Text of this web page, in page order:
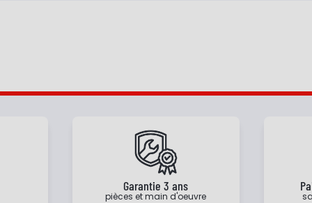
Garantie 3 ans
pièces et main d'oeuvre